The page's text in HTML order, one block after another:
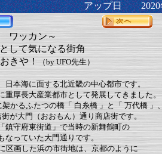
アップ日 2020
ワッカン～
して気になる街角
きや！（by UFO先生）
日本海に面する北近畿の中心都市です。
厚長大産業都市として発展してきました。
かるふたつの橋「 白糸橋 」と「 万代橋 」、
が大門（おおもん）通り商店街です。
鎮守府東街道」で当時の新舞鶴町の
なっていた大門通りです。
区画した浜の市街地は、京都のように